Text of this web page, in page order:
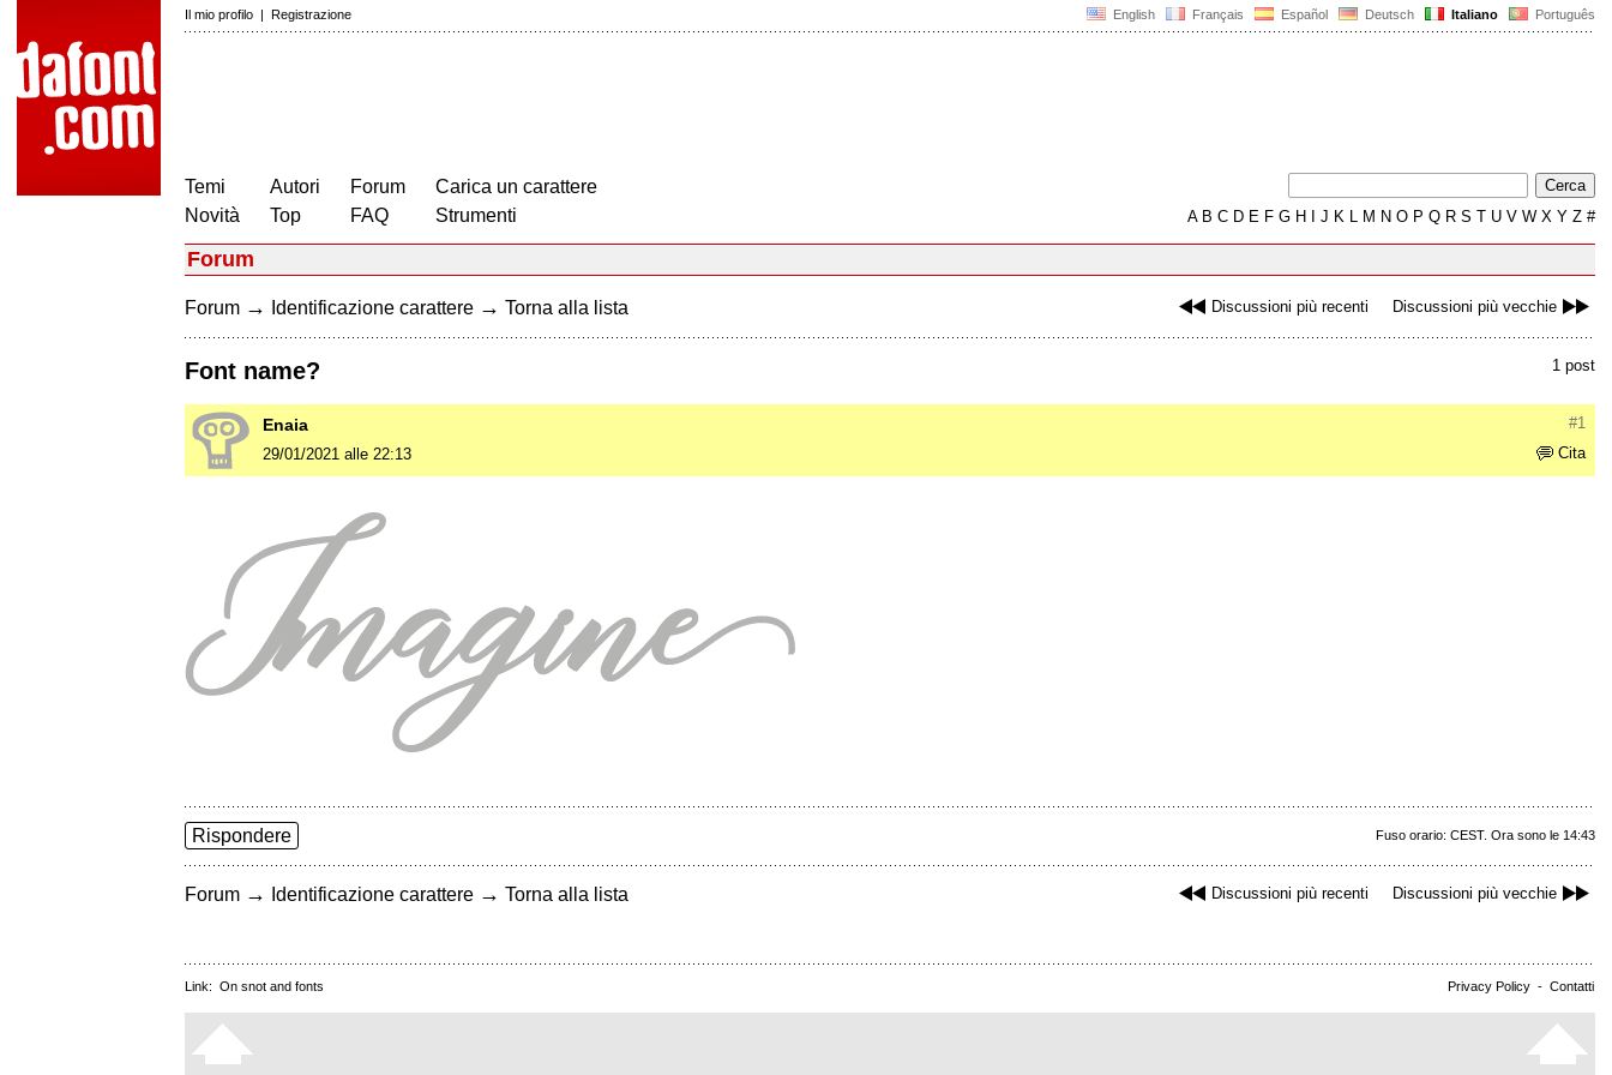
English Français Español Deutsch Italiano Português
Il mio profilo | Registrazione
Temi
Novità
Autori
Top
Forum
FAQ
Carica un carattere
Strumenti
AB C D E F G H J K L M N O P Q R S T U V W X Y Z #
Forum
Discussioni più recenti Discussioni più vecchie
Forum → Identificazione carattere → Torna alla lista
1 post
Font name?
#1
Enaia
Cita
29/01/2021 alle 22:13
Fuso orario: CEST. Ora sono le 14:43
Rispondere
Discussioni più recenti Discussioni più vecchie
Forum → Identificazione carattere → Torna alla lista
Privacy Policy - Contatti
Link: On snot and fonts